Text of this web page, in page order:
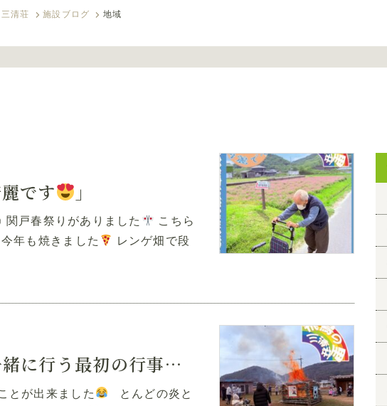
清荘 施設ブログ 地域
です 」
関戸春祭りがありました
こちら
年も焼きました
レンゲ畑で段
とんど祭り②「地域の方達と一緒に行う最初の行事でした 」
とが出来ました
とんどの炎と